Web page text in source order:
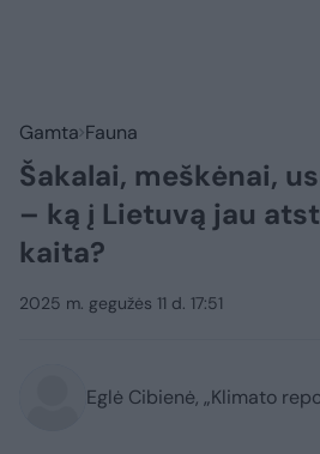
Gamta Fauna
Šakalai, meškėnai,
– ką į Lietuvą jau
kaita?
2025 m. gegužės 11 d. 17:51
Eglė Cibienė, „Klimato